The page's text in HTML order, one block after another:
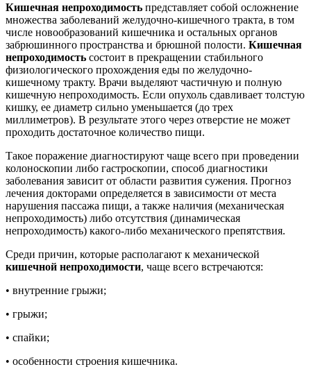
Кишечная непроходимость представляет собой осложнение
множества заболеваний желудочно-кишечного тракта, в том
числе новообразований кишечника и остальных органов
забрюшинного пространства и брюшной полости. Кишечная
непроходимость состоит в прекращении стабильного
физиологического прохождения еды по желудочно-
кишечному тракту. Врачи выделяют частичную и полную
кишечную непроходимость. Если опухоль сдавливает толстую
кишку, ее диаметр сильно уменьшается (до трех
миллиметров). В результате этого через отверстие не может
проходить достаточное количество пищи.
Такое поражение диагностируют чаще всего при проведении
колоноскопии либо гастроскопии, способ диагностики
заболевания зависит от области развития сужения. Прогноз
лечения докторами определяется в зависимости от места
нарушения пассажа пищи, а также наличия (механическая
непроходимость) либо отсутствия (динамическая
непроходимость) какого-либо механического препятствия.
Среди причин, которые располагают к механической
кишечной непроходимости, чаще всего встречаются:
• внутренние грыжи;
• грыжи;
• спайки;
• особенности строения кишечника.